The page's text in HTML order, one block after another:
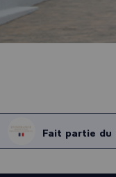
Fait partie du